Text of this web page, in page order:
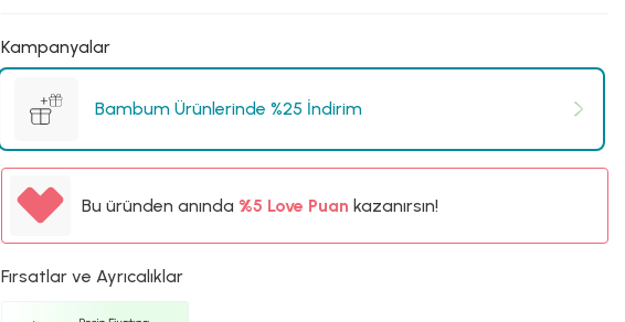
Kampanyalar
Bambum Ürünlerinde %25 İndirim
Bu üründen anında %5
%5
Love Puan kazanırsın!
Fırsatlar ve Ayrıcalıklar